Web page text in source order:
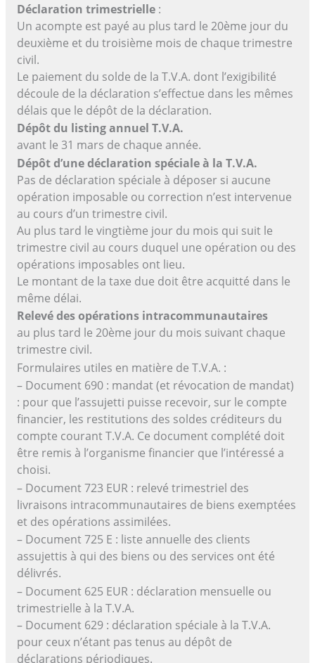
Déclaration trimestrielle:
Un acompte est payé au plus tard le 20ème jour du
deuxième et du troisième mois de chaque trimestre
civil.
Le paiement du solde de la T.V.A. dont l’exigibilité
découle de la déclaration s’effectue dans les mêmes
délais que le dépôt de la déclaration.
Dépôt du listing annuel T.V.A.
avant le 31 mars de chaque année.
Dépôt d’une déclaration spéciale à la T.V.A.
Pas de déclaration spéciale à déposer si aucune
opération imposable ou correction n’est intervenue
au cours d’un trimestre civil.
Au plus tard le vingtième jour du mois qui suit le
trimestre civil au cours duquel une opération ou des
opérations imposables ont lieu.
Le montant de la taxe due doit être acquitté dans le
même délai.
Relevé des opérations intracommunautaires
au plus tard le 20ème jour du mois suivant chaque
trimestre civil.
Formulaires utiles en matière de T.V.A. :
– Document 690 : mandat (et révocation de mandat)
: pour que l’assujetti puisse recevoir, sur le compte
financier, les restitutions des soldes créditeurs du
compte courant T.V.A. Ce document complété doit
être remis à l’organisme financier que l’intéressé a
choisi.
– Document 723 EUR : relevé trimestriel des
livraisons intracommunautaires de biens exemptées
et des opérations assimilées.
– Document 725 E : liste annuelle des clients
assujettis à qui des biens ou des services ont été
délivrés.
– Document 625 EUR : déclaration mensuelle ou
trimestrielle à la T.V.A.
– Document 629 : déclaration spéciale à la T.V.A.
pour ceux n’étant pas tenus au dépôt de
déclarations périodiques.